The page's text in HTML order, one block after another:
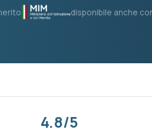
disponibile anche
4.8/5